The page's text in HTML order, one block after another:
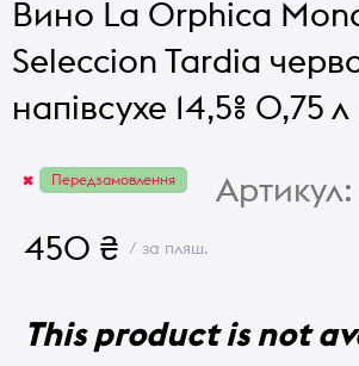
Вино La Orphica
Seleccion Tardia
напівсухе 14,5% 0,75 л
Передзамовлення Артикул:
450 ₴ / за пляш.
This product is not